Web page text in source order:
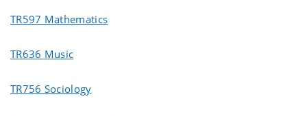
TR597 Mathematics
TR636 Music
TR756 Sociology